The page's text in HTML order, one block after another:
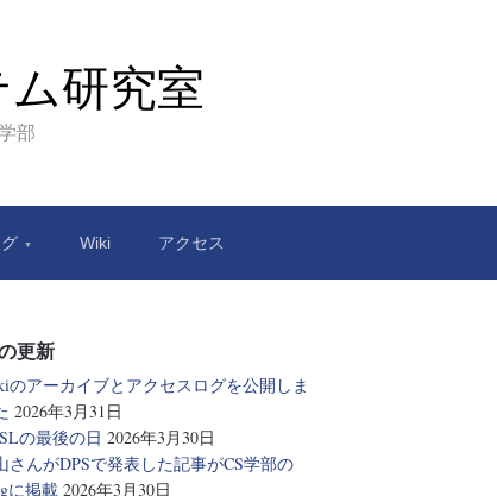
ム研究室
部
Wiki アクセス
更新
のアーカイブとアクセスログを公開しま
2026年3月31日
の最後の日 2026年3月30日
さんがDPSで発表した記事がCS学部の
に掲載 2026年3月30日